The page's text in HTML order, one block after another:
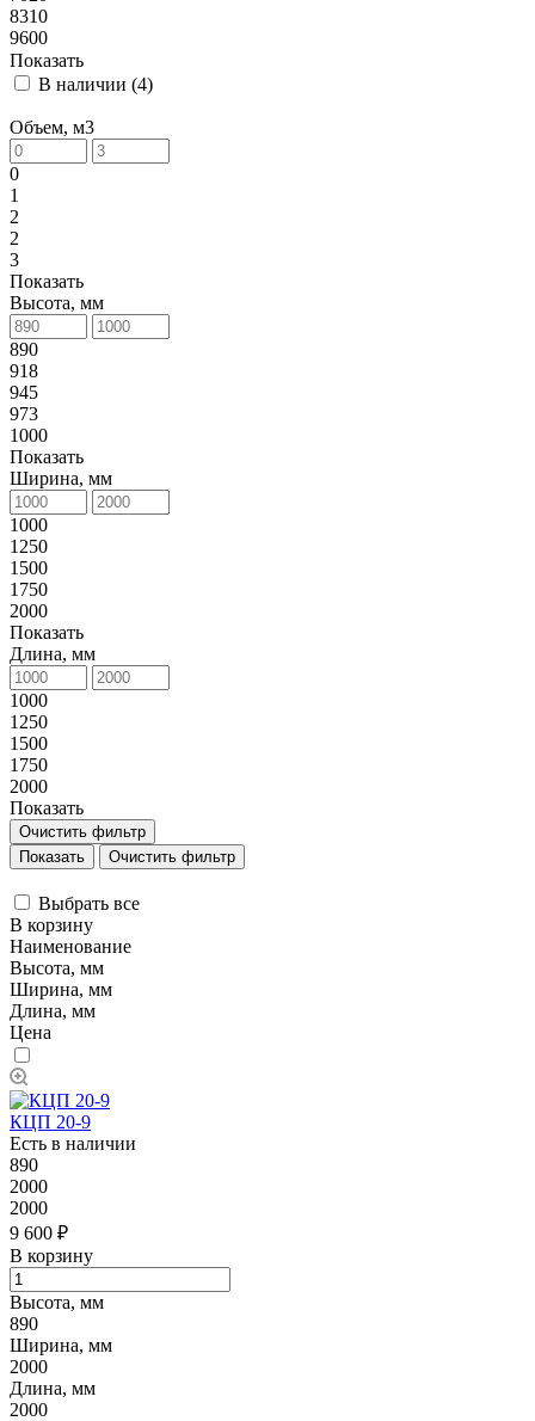
8310
9600
Показать
В наличии (4)
Объем, м3
0
1
2
2
3
Показать
Высота, мм
890
918
945
973
1000
Показать
Ширина, мм
1000
1250
1500
1750
2000
Показать
Длина, мм
1000
1250
1500
1750
2000
Показать
Очистить фильтр
Очистить фильтр
Выбрать все
В корзину
Наименование
Высота, мм
Ширина, мм
Длина, мм
Цена
КЦП 20-9
Есть в наличии
890
2000
2000
9 600 ₽
В корзину
Высота, мм
890
Ширина, мм
2000
Длина, мм
2000